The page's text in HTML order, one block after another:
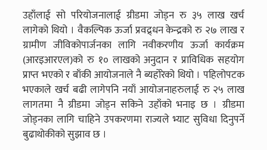
उहाँलाई सो परियोजनालाई ग्रीडमा जोड्न रु ३५ लाख खर्च
लागेको थियो । वैकल्पिक ऊर्जा प्रवद्र्धन केन्द्रको रु २७ लाख र
ग्रामीण जीविकोपार्जनका लागि नवीकरणीय ऊर्जा कार्यक्रम
(आरइआरएल)को रु १० लाखको अनुदान र प्राविधिक सहयोग
प्राप्त भएको र बाँकी आयोजनाले नै ब्यहोरेको थियो । पहिलोपटक
भएकाले खर्च बढी लागेपनि नयाँ आयोजनाहरुलाई रु २५ लाख
लागतमा नै ग्रीडमा जोड्न सकिने उहाँको भनाइ छ । ग्रीडमा
जोड्नका लागि चाहिने उपकरणमा राज्यले भ्याट सुविधा दिनुपर्ने
बुढाथोकीको सुझाव छ ।